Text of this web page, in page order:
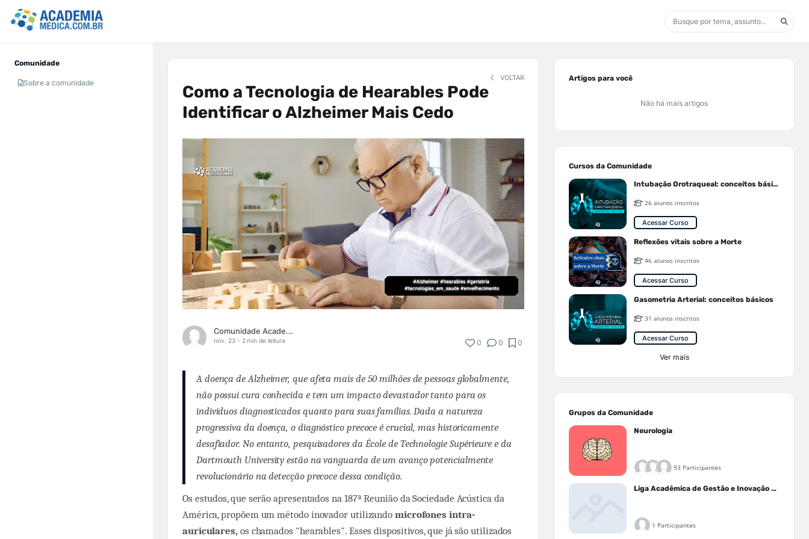
Comunidade
Sobre a comunidade
VOLTAR
Como a Tecnologia de Hearables Pode
Identificar o Alzheimer Mais Cedo
Comunidade Academia Médica
nov. 23 - 2 min de leitura 0 0 0
A doença de Alzheimer, que afeta mais de 50 milhões de pessoas globalmente,
não possui cura conhecida e tem um impacto devastador tanto para os
indivíduos diagnosticados quanto para suas famílias. Dada a natureza
progressiva da doença, o diagnóstico precoce é crucial, mas historicamente
desafiador. No entanto, pesquisadores da École de Technologie Supérieure e da
Dartmouth University estão na vanguarda de um avanço potencialmente
revolucionário na detecção precoce dessa condição.
Os estudos, que serão apresentados na 187ª Reunião da Sociedade Acústica da
América, propõem um método inovador utilizando microfones intra-
auriculares, os chamados "hearables". Esses dispositivos, que já são utilizados
Artigos para você
Não há mais artigos
Cursos da Comunidade
Intubação Orotraqueal: conceitos básicos
26 alunos inscritos
Acessar Curso
Reflexões vitais sobre a Morte
46 alunos inscritos
Acessar Curso
Gasometria Arterial: conceitos básicos
31 alunos inscritos
Acessar Curso
Ver mais
Grupos da Comunidade
Neurologia
93 Participantes
Liga Acadêmica de Gestão e Inovação Médica - LAGIM
1 Participantes